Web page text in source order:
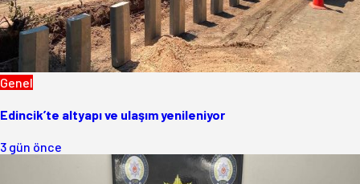
Genel
Edincik’te altyapı ve ulaşım yenileniyor
3 gün önce